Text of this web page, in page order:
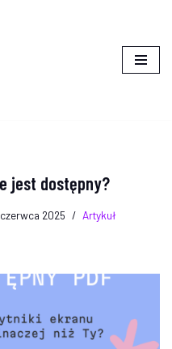
jest dostępny?
czerwca 2025 Artykuł